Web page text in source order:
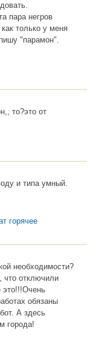
пара негров
только у меня
"парамон".
то?это от
и типа умный.
горячее
необходимости?
что отключили
это!!!Очень
обязаны
А здесь
города!